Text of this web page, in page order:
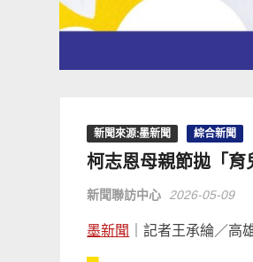
新聞來源:墨新聞 綜合新聞
柯志恩母親節拋「
新聞聯訪中心 2026-05-09
墨新聞 ｜記者王承綸／高